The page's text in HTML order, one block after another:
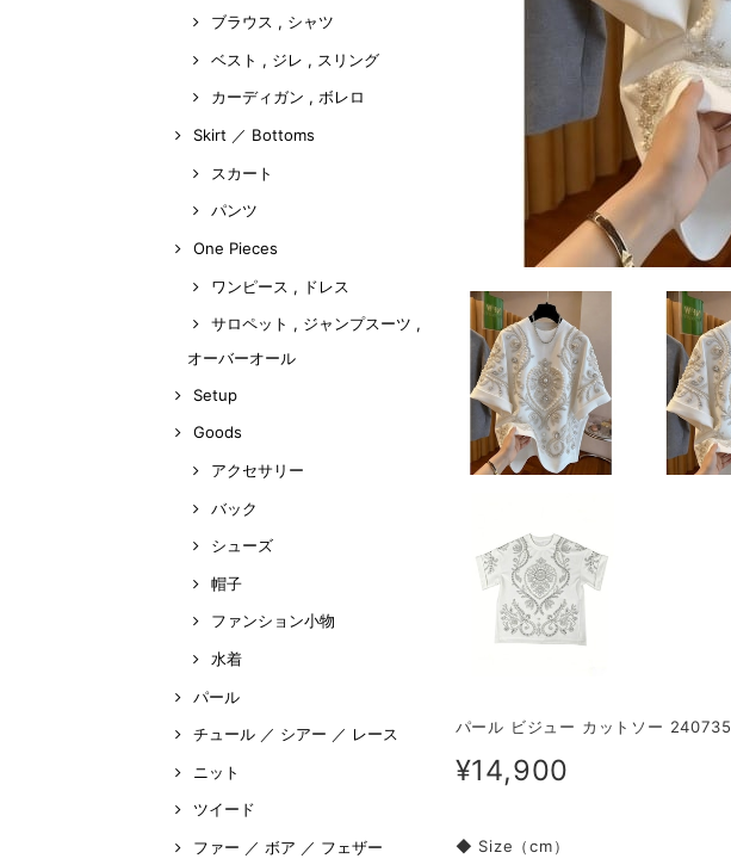
ブラウス , シャツ
ベスト , ジレ , スリング
カーディガン , ボレロ
Skirt ／ Bottoms
スカート
パンツ
One Pieces
ワンピース , ドレス
サロペット , ジャンプスーツ ,
オーバーオール
Setup
Goods
アクセサリー
バック
シューズ
帽子
ファンション小物
水着
パール
チュール ／ シアー ／ レース
ニット
ツイード
ファー ／ ボア ／ フェザー
パール ビジュー カットソー 240735
¥14,900
◆ Size（cm）